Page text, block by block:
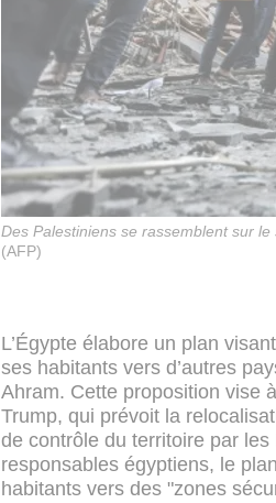
Des Palestiniens se rassemblent sur
(AFP)
L’Égypte élabore un plan
ses habitants vers d’autres
Ahram. Cette proposition vise
Trump, qui prévoit la
de contrôle du territoire par les
responsables égyptiens, le
habitants vers des "zones